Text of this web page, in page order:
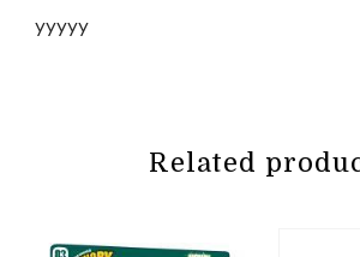
yyyyy
Related